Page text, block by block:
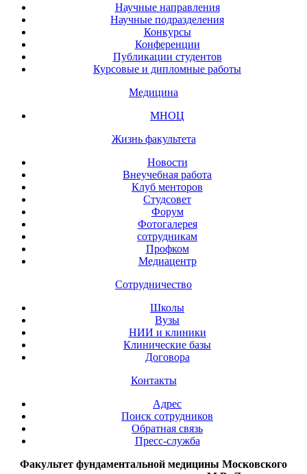
Научные направления
Научные подразделения
Конкурсы
Конференции
Публикации студентов
Курсовые и дипломные работы
Медицина
МНОЦ
Жизнь факультета
Новости
Внеучебная работа
Клуб менторов
Студсовет
Форум
Фотогалерея
сотрудникам
Профком
Медиацентр
Сотрудничество
Школы
Вузы
НИИ и клиники
Клинические базы
Договора
Контакты
Адрес
Поиск сотрудников
Обратная связь
Пресс-служба
Факультет фундаментальной медицины Московского